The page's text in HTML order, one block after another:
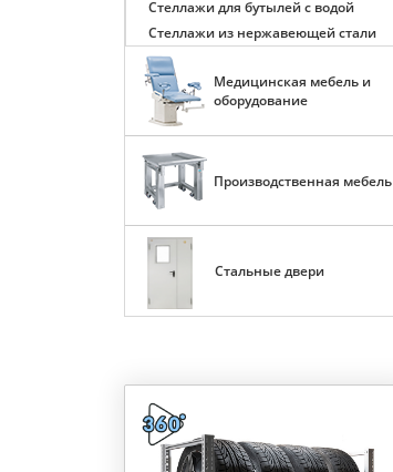
Стеллажи для бутылей с водой
Стеллажи из нержавеющей стали
Медицинская мебель и
оборудование
Производственная мебель
Стальные двери